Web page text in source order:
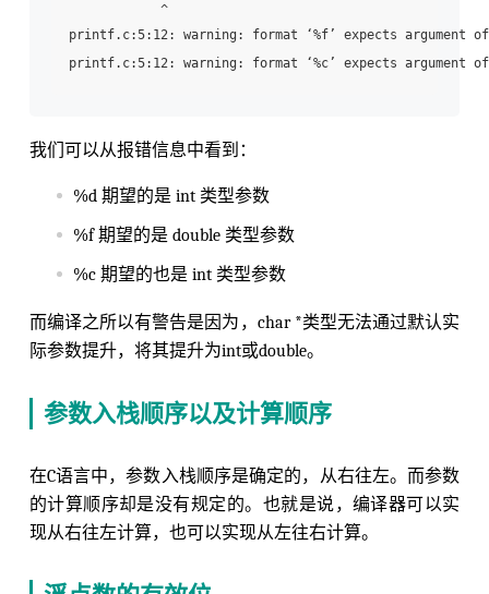
^
printf.c:5:12: warning: format ‘%f’ expects argument
printf.c:5:12: warning: format ‘%c’ expects argument
我们可以从报错信息中看到：
%d 期望的是 int 类型参数
%f 期望的是 double 类型参数
%c 期望的也是 int 类型参数
而编译之所以有警告是因为，char *类型无法通过默认实
际参数提升，将其提升为int或double。
参数入栈顺序以及计算顺序
在C语言中，参数入栈顺序是确定的，从右往左。而参数
的计算顺序却是没有规定的。也就是说，编译器可以实
现从右往左计算，也可以实现从左往右计算。